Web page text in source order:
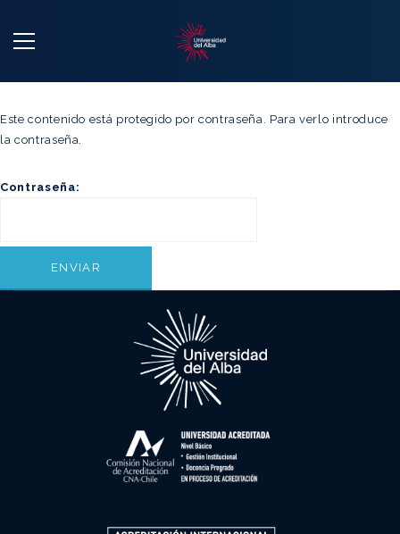
Este contenido está protegido por contraseña. Para verlo introduce
la contraseña.
Contraseña: